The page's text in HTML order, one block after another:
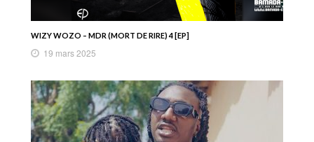
WIZY WOZO – MDR (MORT DE RIRE) 4 [EP]
19 mars 2025